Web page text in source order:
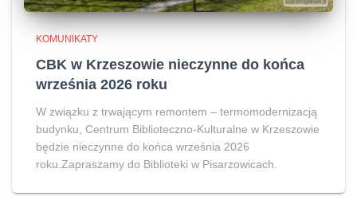
KOMUNIKATY
CBK w Krzeszowie nieczynne do końca
września 2026 roku
W związku z trwającym remontem – termomodernizacją
budynku, Centrum Biblioteczno-Kulturalne w Krzeszowie
będzie nieczynne do końca września 2026
roku.Zapraszamy do Biblioteki w Pisarzowicach.